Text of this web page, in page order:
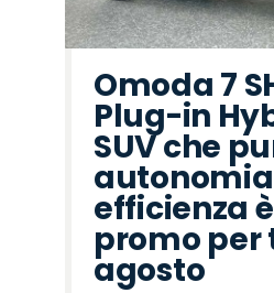
Omoda 7
Plug-in
SUV che
efficienza
promo per
agosto